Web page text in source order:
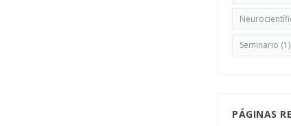
Seminario (1)
PÁGINAS